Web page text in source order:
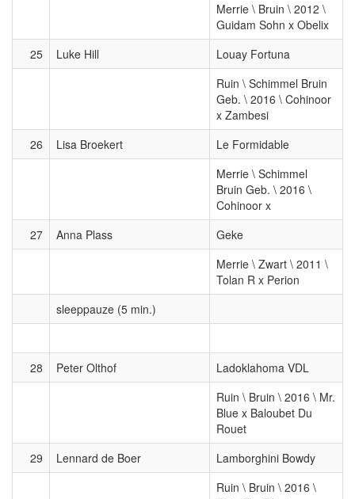
Merrie \ Bruin \ 2012 \
Guidam Sohn x Obelix
25
Luke Hill
Louay Fortuna
Ruin \ Schimmel Bruin
Geb. \ 2016 \ Cohinoor
x Zambesi
26
Lisa Broekert
Le Formidable
Merrie \ Schimmel
Bruin Geb. \ 2016 \
Cohinoor x
27
Anna Plass
Geke
Merrie \ Zwart \ 2011 \
Tolan R x Perion
sleeppauze (5 min.)
28 Peter Olthof
Ladoklahoma VDL
Ruin \ Bruin \ 2016 \ Mr.
Blue x Baloubet Du
Rouet
29
Lennard de Boer
Lamborghini Bowdy
Ruin \ Bruin \ 2016 \